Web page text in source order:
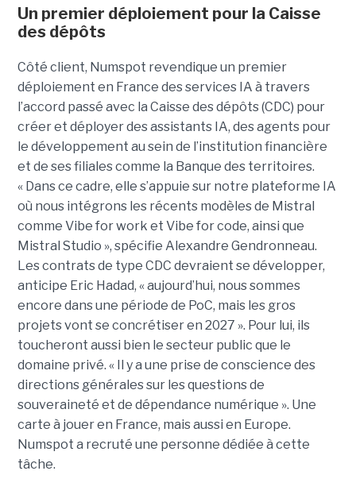
Un premier déploiement pour la Caisse
des dépôts
Côté client, Numspot revendique un premier
déploiement en France des services IA à travers
l’accord passé avec la Caisse des dépôts (CDC) pour
créer et déployer des assistants IA, des agents pour
le développement au sein de l’institution financière
et de ses filiales comme la Banque des territoires.
« Dans ce cadre, elle s’appuie sur notre plateforme IA
où nous intégrons les récents modèles de Mistral
comme Vibe for work et Vibe for code, ainsi que
Mistral Studio », spécifie Alexandre Gendronneau.
Les contrats de type CDC devraient se développer,
anticipe Eric Hadad, « aujourd’hui, nous sommes
encore dans une période de PoC, mais les gros
projets vont se concrétiser en 2027 ». Pour lui, ils
toucheront aussi bien le secteur public que le
domaine privé. « Il y a une prise de conscience des
directions générales sur les questions de
souveraineté et de dépendance numérique ». Une
carte à jouer en France, mais aussi en Europe.
Numspot a recruté une personne dédiée à cette
tâche.